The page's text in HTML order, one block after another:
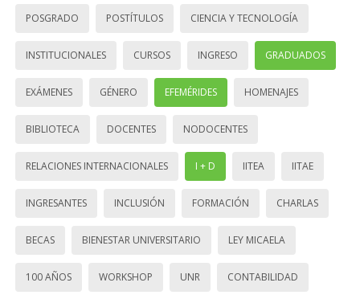
POSGRADO POSTÍTULOS CIENCIA Y TECNOLOGÍA
INSTITUCIONALES CURSOS INGRESO GRADUADOS
EXÁMENES GÉNERO EFEMÉRIDES HOMENAJES
BIBLIOTECA DOCENTES NODOCENTES
RELACIONES INTERNACIONALES I + D IITEA IITAE
INGRESANTES INCLUSIÓN FORMACIÓN CHARLAS
BECAS BIENESTAR UNIVERSITARIO LEY MICAELA
100 AÑOS WORKSHOP UNR CONTABILIDAD